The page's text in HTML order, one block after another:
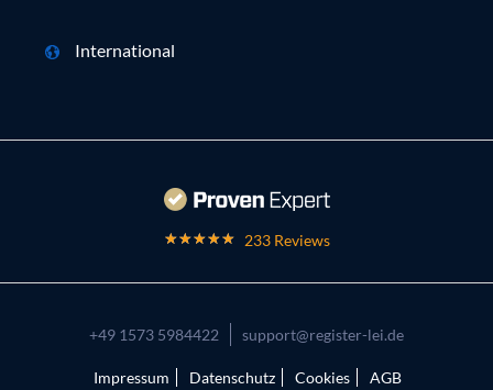
International
233 Reviews
+49 1573 5984422 support@register-lei.de
Impressum Datenschutz Cookies AGB